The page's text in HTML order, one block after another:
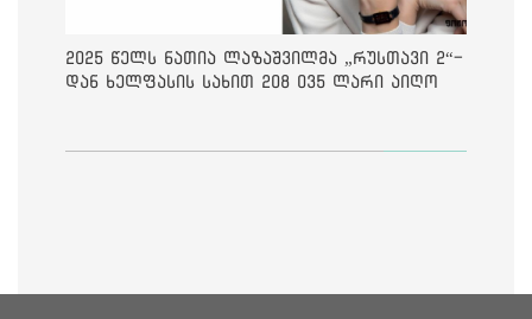
2025 წელს ნათია ლაზაშვილმა „რუსთავი 2“-
დან ხელფასის სახით 208 035 ლარი აიღო